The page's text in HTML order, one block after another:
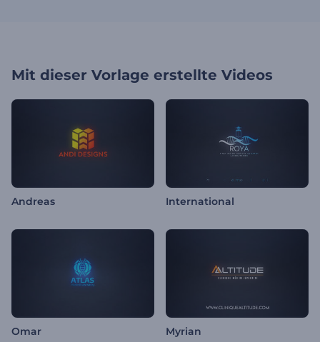
Mit dieser Vorlage erstellte Videos
Andreas International
Omar Myrian